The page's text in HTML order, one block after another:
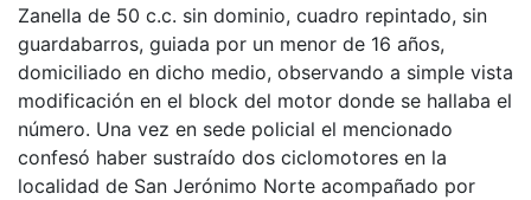
Zanella de 50 c.c. sin dominio, cuadro repintado, sin
guardabarros, guiada por un menor de 16 años,
domiciliado en dicho medio, observando a simple vista
modificación en el block del motor donde se hallaba el
número. Una vez en sede policial el mencionado
confesó haber sustraído dos ciclomotores en la
localidad de San Jerónimo Norte acompañado por